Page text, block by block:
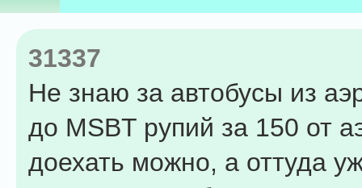
31337
Не знаю за автобусы из
до MSBT рупий за 150 от
доехать можно, а оттуда